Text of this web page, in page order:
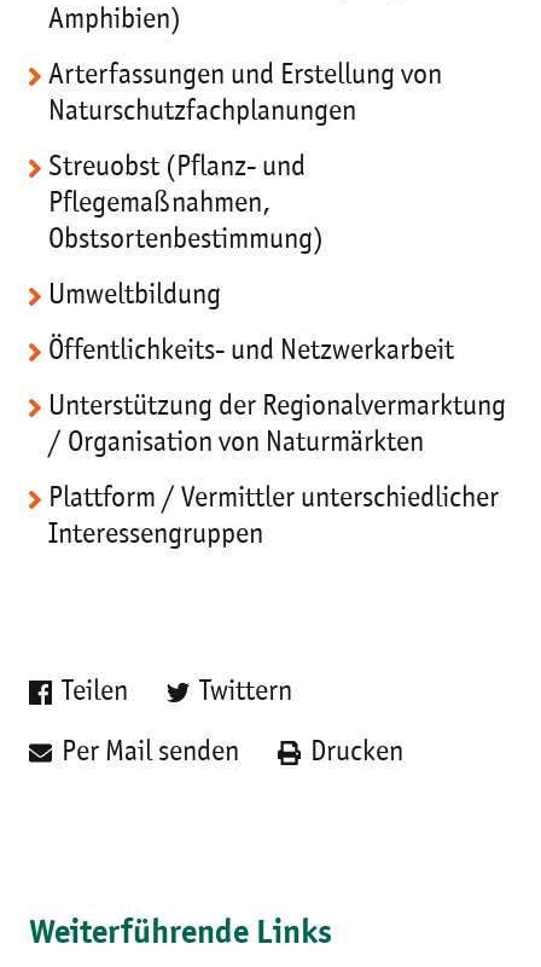
Amphibien)
Arterfassungen und Erstellung von
Naturschutzfachplanungen
Streuobst (Pflanz- und
Pflegemaßnahmen,
Obstsortenbestimmung)
Umweltbildung
Öffentlichkeits- und Netzwerkarbeit
Unterstützung der Regionalvermarktung
/ Organisation von Naturmärkten
Plattform / Vermittler unterschiedlicher
Interessengruppen
Teilen Twittern
Per Mail senden Drucken
Weiterführende Links